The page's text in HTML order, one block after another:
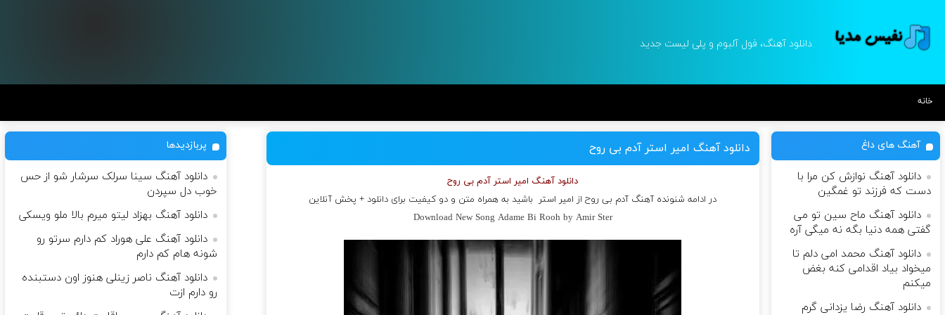
دانلود آهنگ، فول آلبوم و پلی لیست جدید
خانه
دانلود آهنگ امیر استر آدم بی روح
دانلود آهنگ امیر استر آدم بی روح
در ادامه شنونده آهنگ آدم بی روح از امیر استر
باشید به همراه متن و دو کیفیت برای دانلود + پخش آنلاین
Download New Song Adame Bi Rooh by Amir Ster
آهنگ های داغ
دانلود آهنگ نوازش کن مرا با
دست که فرزند تو غمگین
دانلود آهنگ ماح سین تو می
گفتی همه دنیا بگه نه میگی آره
دانلود آهنگ محمد امی دلم تا
میخواد بیاد اقدامی کنه بغض
میکنم
دانلود آهنگ رضا یزدانی گرم
پربازدیدها
دانلود آهنگ سینا سرلک سرشار شو از حس
خوب دل سپردن
دانلود آهنگ بهزاد لیتو میرم بالا ملو ویسکی
دانلود آهنگ علی هوراد کم دارم سرتو رو
شونه هام کم دارم
دانلود آهنگ ناصر زینلی هنوز اون دستبنده
رو دارم ازت